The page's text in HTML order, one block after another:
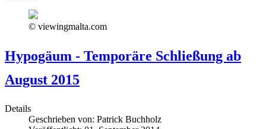
© viewingmalta.com
Hypogäum - Temporäre Schließung ab
August 2015
Details
Geschrieben von: Patrick Buchholz